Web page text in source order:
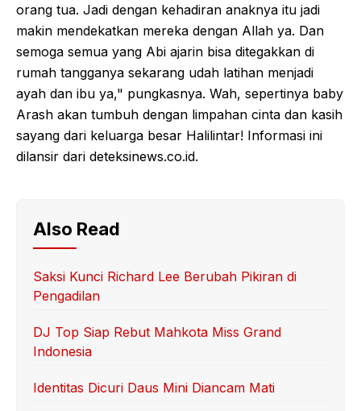
orang tua. Jadi dengan kehadiran anaknya itu jadi
makin mendekatkan mereka dengan Allah ya. Dan
semoga semua yang Abi ajarin bisa ditegakkan di
rumah tangganya sekarang udah latihan menjadi
ayah dan ibu ya," pungkasnya. Wah, sepertinya baby
Arash akan tumbuh dengan limpahan cinta dan kasih
sayang dari keluarga besar Halilintar! Informasi ini
dilansir dari deteksinews.co.id.
Also Read
Saksi Kunci Richard Lee Berubah Pikiran di
Pengadilan
DJ Top Siap Rebut Mahkota Miss Grand
Indonesia
Identitas Dicuri Daus Mini Diancam Mati